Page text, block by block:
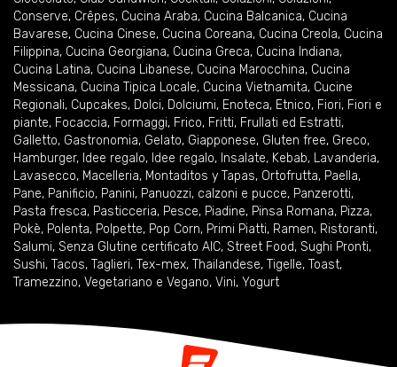
Conserve, Crêpes, Cucina Araba, Cucina Balcanica, Cucina
Bavarese, Cucina Cinese, Cucina Coreana, Cucina Creola, Cucina
Filippina, Cucina Georgiana, Cucina Greca, Cucina Indiana,
Cucina Latina, Cucina Libanese, Cucina Marocchina, Cucina
Messicana, Cucina Tipica Locale, Cucina Vietnamita, Cucine
Regionali, Cupcakes, Dolci, Dolciumi, Enoteca, Etnico, Fiori, Fiori e
piante, Focaccia, Formaggi, Frico, Fritti, Frullati ed Estratti,
Galletto, Gastronomia, Gelato, Giapponese, Gluten free, Greco,
Hamburger, Idee regalo, Idee regalo, Insalate, Kebab, Lavanderia,
Lavasecco, Macelleria, Montaditos y Tapas, Ortofrutta, Paella,
Pane, Panificio, Panini, Panuozzi, calzoni e pucce, Panzerotti,
Pasta fresca, Pasticceria, Pesce, Piadine, Pinsa Romana, Pizza,
Pokè, Polenta, Polpette, Pop Corn, Primi Piatti, Ramen, Ristoranti,
Salumi, Senza Glutine certificato AIC, Street Food, Sughi Pronti,
Sushi, Tacos, Taglieri, Tex-mex, Thailandese, Tigelle, Toast,
Tramezzino, Vegetariano e Vegano, Vini, Yogurt